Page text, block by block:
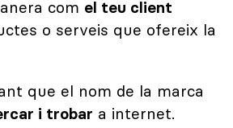
com el teu client
o serveis que ofereix la
que el nom de la marca
i trobar a internet.